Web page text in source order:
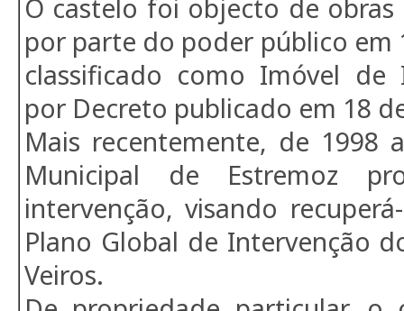
O castelo foi objecto de
por parte do poder público em
classificado como Imóvel de
por Decreto publicado em 18
Mais recentemente, de 1998
Municipal de Estremoz
intervenção, visando
Plano Global de Intervenção
Veiros.